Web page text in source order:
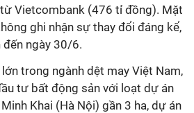
Vietcombank (476 tỉ đồng). Mặt
ghi nhận sự thay đổi đáng kể,
ngày 30/6.
trong ngành dệt may Việt Nam,
tư bất động sản với loạt dự án
Khai (Hà Nội) gần 3 ha, dự án